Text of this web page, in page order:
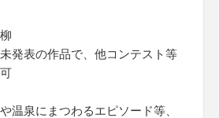
発表の作品で、他コンテスト等
温泉にまつわるエピソード等、